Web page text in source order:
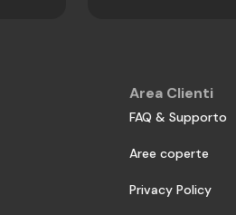
Area Clienti
FAQ & Supporto
Aree coperte
Privacy Policy